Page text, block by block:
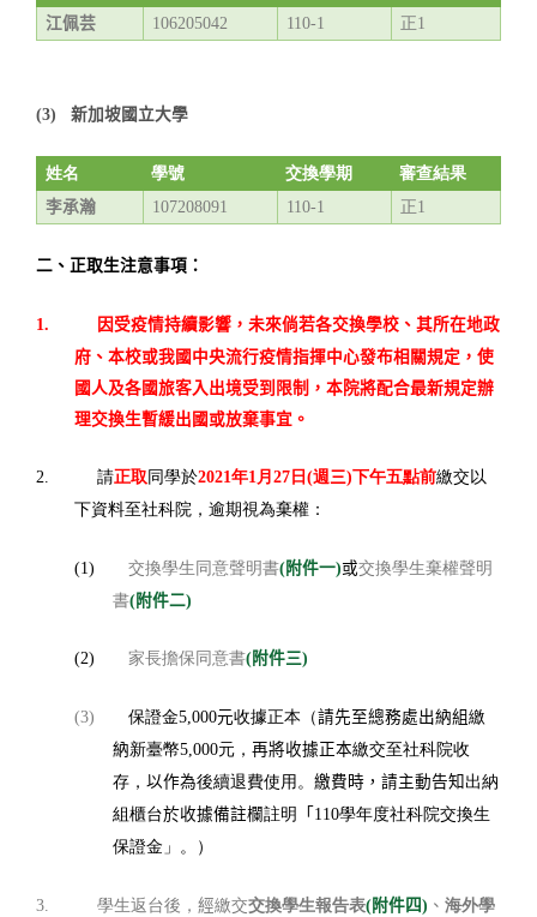
江佩芸 106205042 110-1 正 1
(3) 新加坡國立大學
姓名 學號 交換學期 審查結果
李承瀚 107208091 110-1 正 1
二、正取生注意事項：
1.
因受疫情持續影響，未來倘若各交換學校、其所在地政
府、本校或我國中央流行疫情指揮中心發布相關規定，使
國人及各國旅客入出境受到限制，本院將配合最新規定辦
理交換生暫緩出國或放棄事宜。
2. 請正取同學於2021年1 月 27 日 (週 三)下午五點前繳交以
下資料至社科院，逾期視為棄權：
(1) 交換學生同意聲明書(附件一)或交換學生棄權聲明
書(附件二)
(2) 家長擔保同意書(附件三)
(3) 保證金5,000元收據正本（請先至總務處出納組繳
納新臺幣5,000元， 再將收據正本繳交至社科院收
存， 以作為後續退費使用。 繳費時，請主動告知出納
組櫃台於收據備註欄註明 「 110學年度社科院交換生
保證金」。）
3. 學生返台後， 經繳交交換學生報告表(附件四) 、 海外學